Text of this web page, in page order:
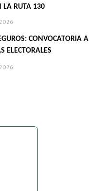
LA RUTA 130
CONVOCATORIA A
ELECTORALES